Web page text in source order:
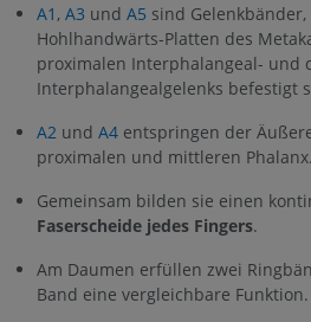
A1 , A3 und A5 sind
Hohlhandwärts-Platten des
proximalen Interphalangeal- und
Interphalangealgelenks befestigt
A2 und A4 entspringen der
proximalen und mittleren Phalanx.
Gemeinsam bilden sie einen
Faserscheide jedes Fingers.
Am Daumen erfüllen zwei
Band eine vergleichbare Funktion.